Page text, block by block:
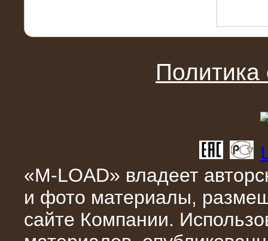
08.05.2015
Нагрузочный комплекс 18 МВт (6 кВ)
для газотурбинных генераторов
«M-LOAD» владеет
и фото материалы,
сайте Компании.